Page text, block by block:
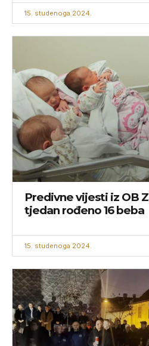
15. studenoga 2024.
Predivne vijesti iz OB
tjedan rođeno 16 beba
15. studenoga 2024.